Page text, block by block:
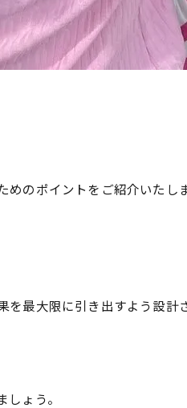
のポイントをご紹介いたし
最大限に引き出すよう設計
ょう。